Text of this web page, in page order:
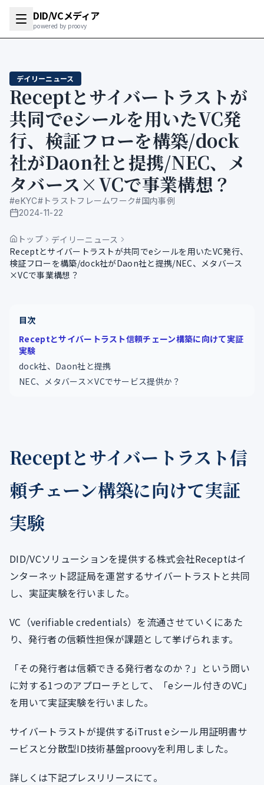
DID/VCメディア
powered by proovy
デイリーニュース
Receptとサイバートラストが
共同でeシールを用いたVC発
行、検証フローを構築/dock
社がDaon社と提携/NEC、メ
タバース×VCで事業構想？
#eKYC#トラストフレームワーク#国内事例
公開日
2024-11-22
トップ
デイリーニュース
Receptとサイバートラストが共同でeシールを用いたVC発行、
検証フローを構築/dock社がDaon社と提携/NEC、メタバース
×VCで事業構想？
目次
Receptとサイバートラスト信頼チェーン構築に向けて実証
実験
dock社、Daon社と提携
NEC、メタバース×VCでサービス提供か？
Receptとサイバートラスト信
頼チェーン構築に向けて実証
実験
DID/VCソリューションを提供する株式会社Receptはイ
ンターネット認証局を運営するサイバートラストと共同
し、実証実験を行いました。
VC（verifiable credentials）を流通させていくにあた
り、発行者の信頼性担保が課題として挙げられます。
「その発行者は信頼できる発行者なのか？」という問い
に対する1つのアプローチとして、「eシール付きのVC」
を用いて実証実験を行いました。
サイバートラストが提供するiTrust eシール用証明書サ
ービスと分散型ID技術基盤proovyを利用しました。
詳しくは下記プレスリリースにて。